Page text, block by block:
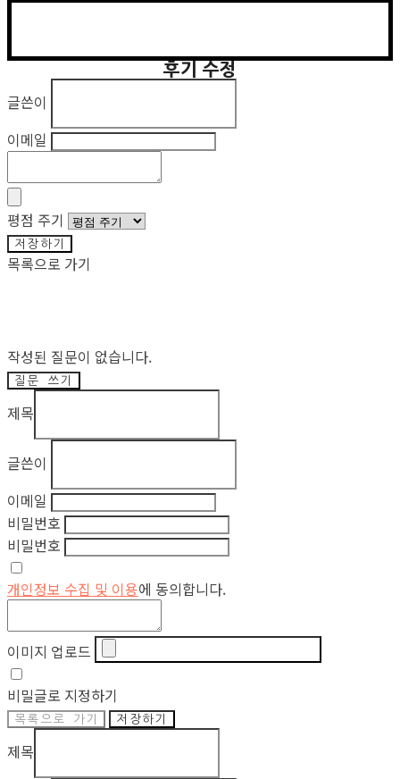
후기 수정
글쓴이
이메일
평점 주기
저장하기
목록으로 가기
작성된 질문이 없습니다.
질문 쓰기
제목
글쓴이
이메일
비밀번호
비밀번호
개인정보 수집 및 이용에 동의합니다.
이미지 업로드
비밀글로 지정하기
목록으로 가기 저장하기
제목